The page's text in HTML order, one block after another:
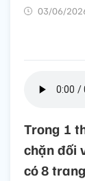
03/06/
Trong 1
chặn đối
có 8